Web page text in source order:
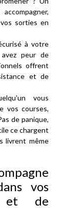
sorties en
à votre
peur de
offrent
et de
vous
vos courses,
de panique,
ce chargent
livrent même
vos
et de